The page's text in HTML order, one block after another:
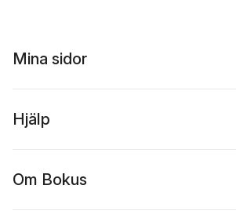
Mina sidor
Hjälp
Om Bokus